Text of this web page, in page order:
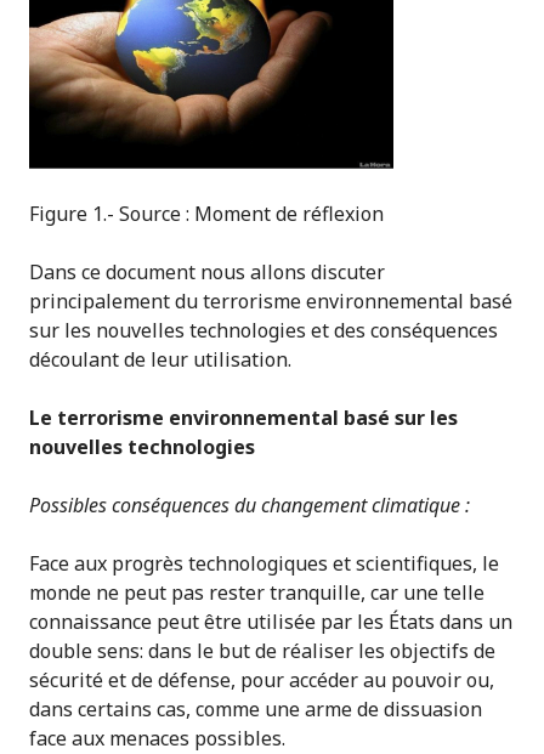
Figure 1.- Source : Moment de réflexion
Dans ce document nous allons discuter
principalement du terrorisme environnemental basé
sur les nouvelles technologies et des conséquences
découlant de leur utilisation.
Le terrorisme environnemental basé sur les
nouvelles technologies
Possibles conséquences du changement climatique :
Face aux progrès technologiques et scientifiques, le
monde ne peut pas rester tranquille, car une telle
connaissance peut être utilisée par les États dans un
double sens: dans le but de réaliser les objectifs de
sécurité et de défense, pour accéder au pouvoir ou,
dans certains cas, comme une arme de dissuasion
face aux menaces possibles.